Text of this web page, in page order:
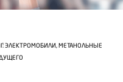
ЭЛЕКТРОМОБИЛИ, МЕТАНОЛЬНЫЕ